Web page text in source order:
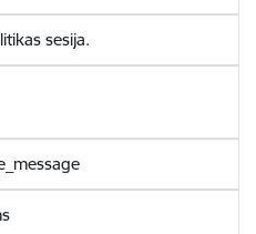
sesija.